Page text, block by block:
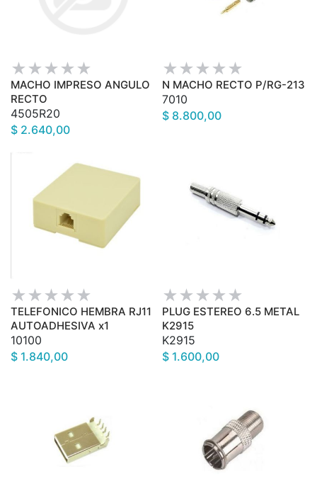
MACHO IMPRESO ANGULO
RECTO
4505R20
$ 2.640,00
N MACHO RECTO P/RG-213
7010
$ 8.800,00
TELEFONICO HEMBRA RJ11
AUTOADHESIVA x1
10100
$ 1.840,00
PLUG ESTEREO 6.5 METAL
K2915
K2915
$ 1.600,00